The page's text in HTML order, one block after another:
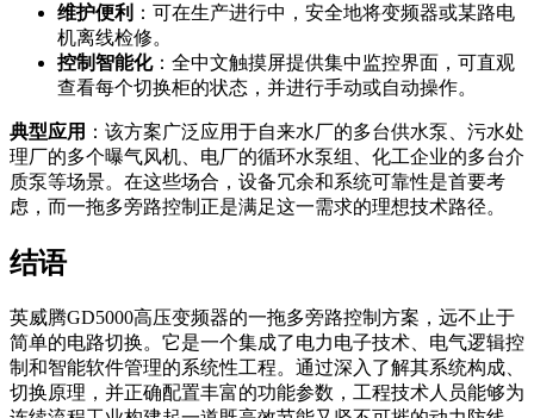
维护便利 ：可在生产进行中，安全地将变频器或某路电
机离线检修。
控制智能化：全中文触摸屏提供集中监控界面，可直观
查看每个切换柜的状态，并进行手动或自动操作。
典型应用 ：该方案广泛应用于自来水厂的多台供水泵、污水处
理厂的多个曝气风机、电厂的循环水泵组、化工企业的多台介
质泵等场景。在这些场合，设备冗余和系统可靠性是首要考
虑，而一拖多旁路控制正是满足这一需求的理想技术路径。
结语
英威腾GD5000高压变频器的一拖多旁路控制方案，远不止于
简单的电路切换。它是一个集成了电力电子技术、电气逻辑控
制和智能软件管理的系统性工程。通过深入了解其系统构成、
切换原理，并正确配置丰富的功能参数，工程技术人员能够为